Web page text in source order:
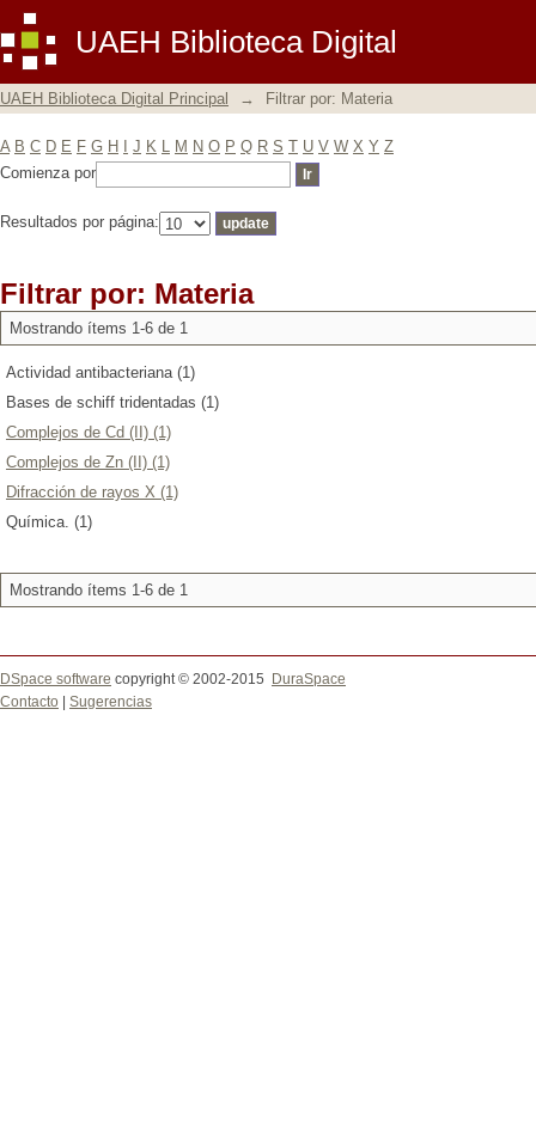
UAEH Biblioteca Digital
Filtrar por: Materia
UAEH Biblioteca Digital Principal → Filtrar por: Materia
A B C D E F G H J K L M N O P Q R S T U V W X Y Z
Comienza por
Resultados por página:
Filtrar por: Materia
Mostrando ítems 1-6 de 1
Actividad antibacteriana (1)
Bases de schiff tridentadas (1)
Complejos de Cd (II) (1)
Complejos de Zn (II) (1)
Difracción de rayos X (1)
Química. (1)
Mostrando ítems 1-6 de 1
DSpace software copyright © 2002-2015
DuraSpace
Contacto
Sugerencias